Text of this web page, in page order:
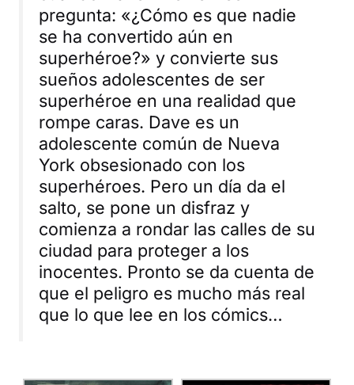
pregunta: «¿Cómo es que nadie
se ha convertido aún en
superhéroe?» y convierte sus
sueños adolescentes de ser
superhéroe en una realidad que
rompe caras. Dave es un
adolescente común de Nueva
York obsesionado con los
superhéroes. Pero un día da el
salto, se pone un disfraz y
comienza a rondar las calles de su
ciudad para proteger a los
inocentes. Pronto se da cuenta de
que el peligro es mucho más real
que lo que lee en los cómics…